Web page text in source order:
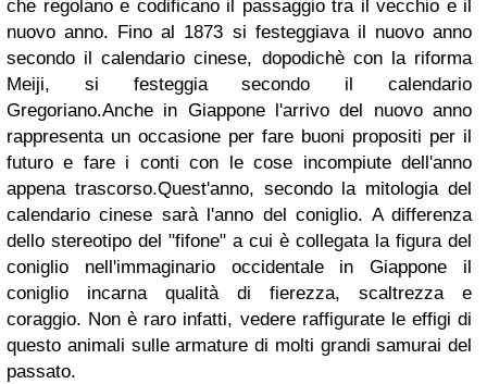
che regolano e codificano il passaggio tra il vecchio e il
nuovo anno. Fino al 1873 si festeggiava il nuovo anno
secondo il calendario cinese, dopodichè con la riforma
Meiji, si festeggia secondo il calendario
Gregoriano.Anche in Giappone l'arrivo del nuovo anno
rappresenta un occasione per fare buoni propositi per il
futuro e fare i conti con le cose incompiute dell'anno
appena trascorso.Quest'anno, secondo la mitologia del
calendario cinese sarà l'anno del coniglio. A differenza
dello stereotipo del "fifone" a cui è collegata la figura del
coniglio nell'immaginario occidentale in Giappone il
coniglio incarna qualità di fierezza, scaltrezza e
coraggio. Non è raro infatti, vedere raffigurate le effigi di
questo animali sulle armature di molti grandi samurai del
passato.